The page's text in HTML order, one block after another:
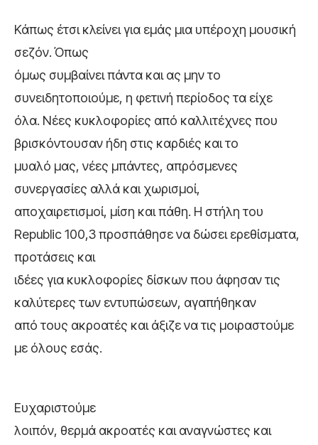
Κάπως έτσι κλείνει για εμάς μια υπέροχη μουσική
σεζόν. Όπως
όμως συμβαίνει πάντα και ας μην το
συνειδητοποιούμε, η φετινή περίοδος τα είχε
όλα. Νέες κυκλοφορίες από καλλιτέχνες που
βρισκόντουσαν ήδη στις καρδιές και το
μυαλό μας, νέες μπάντες, απρόσμενες
συνεργασίες αλλά και χωρισμοί,
αποχαιρετισμοί, μίση και πάθη. Η στήλη του
Republic 100,3 προσπάθησε να δώσει ερεθίσματα,
προτάσεις και
ιδέες για κυκλοφορίες δίσκων που άφησαν τις
καλύτερες των εντυπώσεων, αγαπήθηκαν
από τους ακροατές και άξιζε να τις μοιραστούμε
με όλους εσάς.
Ευχαριστούμε
λοιπόν, θερμά ακροατές και αναγνώστες και